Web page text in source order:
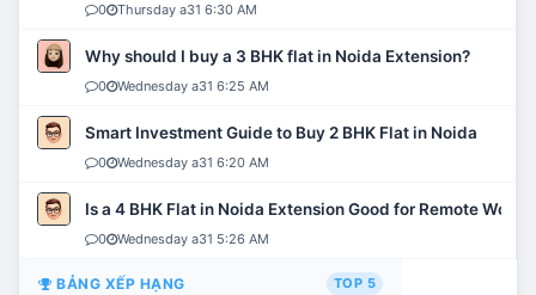
0 Thursday a31 6:30 AM
Why should I buy a 3 BHK flat in Noida Extension?
0 Wednesday a31 6:25 AM
Smart Investment Guide to Buy 2 BHK Flat in Noida
0 Wednesday a31 6:20 AM
Is a 4 BHK Flat in Noida Extension Good for Remote Work?
0 Wednesday a31 5:26 AM
BẢNG XẾP HẠNG TOP 5